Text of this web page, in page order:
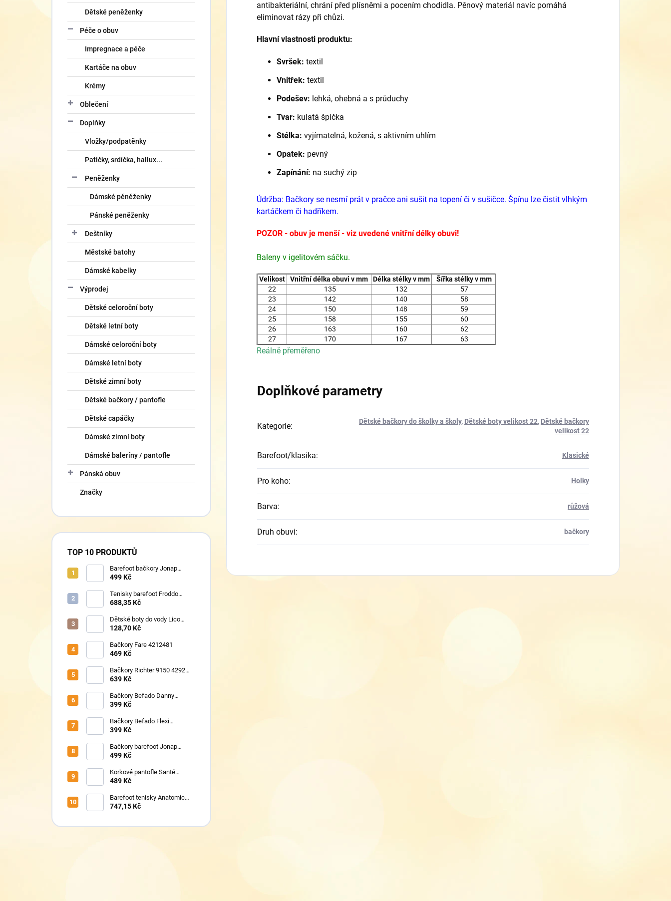
Dětské peněženky
Péče o obuv
Impregnace a péče
Kartáče na obuv
Krémy
Oblečení
Doplňky
Vložky/podpatěnky
Patičky, srdíčka, hallux...
Peněženky
Dámské pěněženky
Pánské peněženky
Deštníky
Městské batohy
Dámské kabelky
Výprodej
Dětské celoroční boty
Dětské letní boty
Dámské celoroční boty
Dámské letní boty
Dětské zimní boty
Dětské bačkory / pantofle
Dětské capáčky
Dámské zimní boty
Dámské baleríny / pantofle
Pánská obuv
Značky
TOP 10 PRODUKTŮ
Barefoot bačkory Jonap
Home New fialová kočička
499 Kč
Tenisky barefoot Froddo
G1700440-17 Mint
688,35 Kč
Dětské boty do vody Lico
430124 růžové
128,70 Kč
Bačkory Fare 4212481
469 Kč
Bačkory Richter 9150 4292
1411
639 Kč
Bačkory Befado Danny
974Y598N
399 Kč
Bačkory Befado Flexi
627P023
399 Kč
Bačkory barefoot Jonap
Home New Police
499 Kč
Korkové pantofle Santé
VN/326 černá
489 Kč
Barefoot tenisky Anatomic
1N07 modré
747,15 Kč
antibakteriální, chrání před plísněmi a pocením chodidla. Pěnový materiál navíc pomáhá
eliminovat rázy při chůzi.
Hlavní vlastnosti produktu:
Svršek: textil
Vnitřek: textil
Podešev: lehká, ohebná a s průduchy
Tvar: kulatá špička
Stélka: vyjímatelná, kožená, s aktivním uhlím
Opatek: pevný
Zapínání: na suchý zip
Údržba: Bačkory se nesmí prát v pračce ani sušit na topení či v sušičce. Špínu lze čistit vlhkým
kartáčkem či hadříkem.
POZOR - obuv je menší - viz uvedené vnitřní délky obuvi!
Baleny v igelitovém sáčku.
Velikost Vnitřní délka obuvi v mm Délka stélky v mm
Šířka stélky v mm
22
135 132
57
23
142 140
58
24
150 148
59
25
158 155
60
26
163 160
62
27
170 167 63
Reálně přeměřeno
Doplňkové parametry
Kategorie: Dětské bačkory do školky a školy, Dětské boty velikost 22, Dětské bačkory
velikost 22
Barefoot/klasika: Klasické
Pro koho: Holky
Barva: růžová
Druh obuvi: bačkory